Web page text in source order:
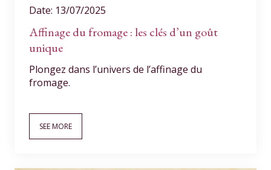
Date: 13/07/2025
Affinage du fromage : les clés d’un goût
unique
Plongez dans l’univers de l’affinage du
fromage.
SEE MORE